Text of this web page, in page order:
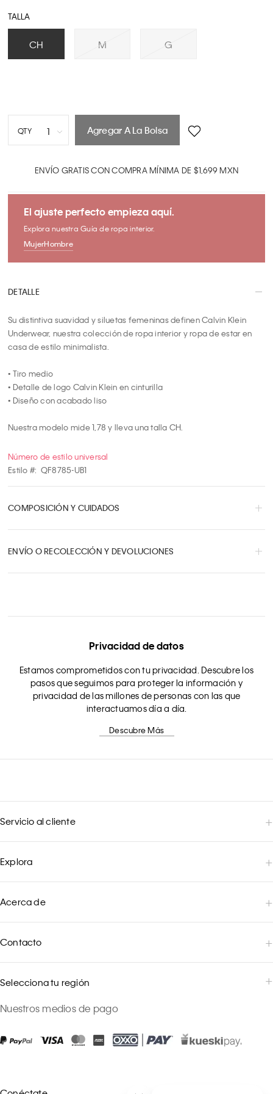
TALLA
CH M G
QTY 1
8
10
Agregar A La Bolsa
ENVÍO GRATIS CON COMPRA MÍNIMA DE $1,699 MXN
El ajuste perfecto empieza aquí.
Explora nuestra Guía de ropa interior.
MujerHombre
DETALLE
Su distintiva suavidad y siluetas femeninas definen Calvin Klein
Underwear, nuestra colección de ropa interior y ropa de estar en
casa de estilo minimalista.
• Tiro medio
• Detalle de logo Calvin Klein en cinturilla
• Diseño con acabado liso
Nuestra modelo mide 1,78 y lleva una talla CH.
Número de estilo universal
Estilo #: QF8785-UB1
COMPOSICIÓN Y CUIDADOS
ENVÍO O RECOLECCIÓN Y DEVOLUCIONES
Privacidad de datos
Estamos comprometidos con tu privacidad. Descubre los
pasos que seguimos para proteger la información y
privacidad de las millones de personas con las que
interactuamos día a día.
Descubre Más
Servicio al cliente
Explora
Acerca de
Contacto
Selecciona tu región
Nuestros medios de pago